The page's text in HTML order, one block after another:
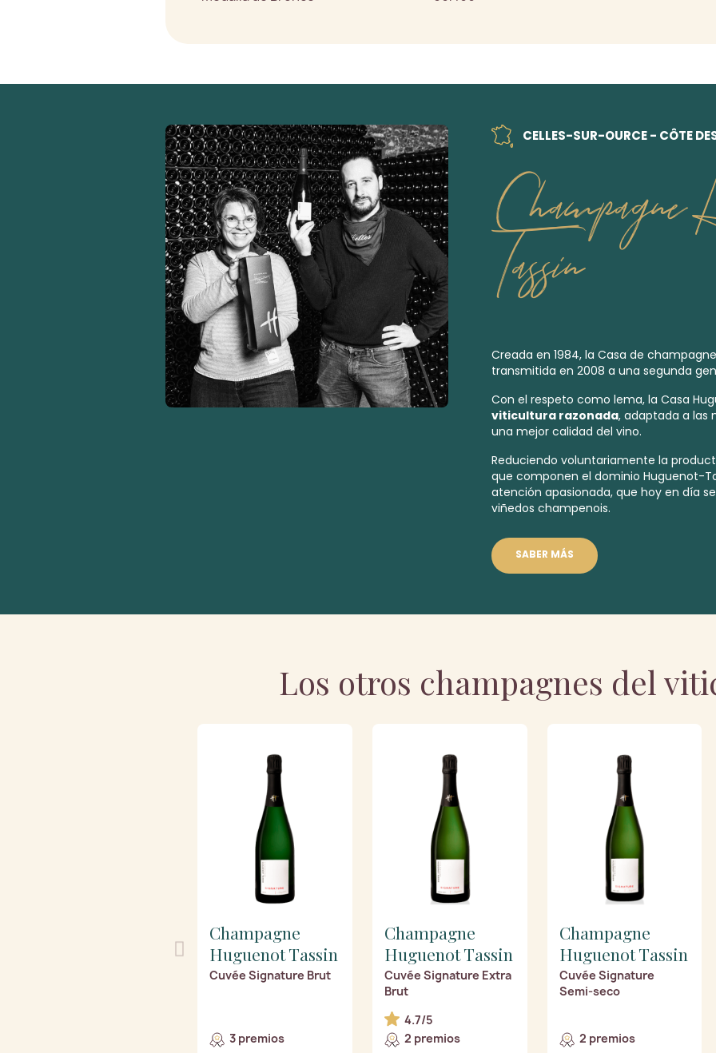
CELLES-SUR-OURCE - CÔTE
Champagne
Tassin
Creada en 1984, la Casa de
transmitida en 2008 a una segunda
Con el respeto como lema, la Casa
viticultura razonada, adaptada a las
una mejor calidad del vino.
Reduciendo voluntariamente la
que componen el dominio Huguenot-
atención apasionada, que hoy en día
viñedos champenois.
SABER MÁS
Los otros champagnes del
Champagne
Huguenot Tassin
Cuvée Signature Brut
3 premios
Champagne
Huguenot Tassin
Cuvée Signature Extra
Brut
4.7/5
2 premios
Champagne
Huguenot Tassin
Cuvée Signature
Semi-seco
2 premios